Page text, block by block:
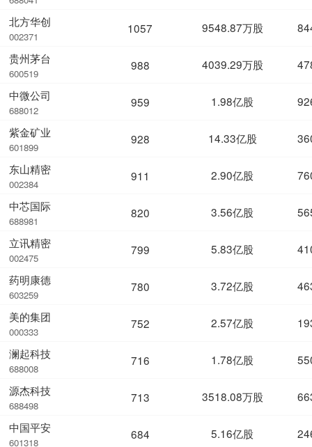
北方华创
002371
贵州茅台
600519
中微公司
688012
紫金矿业
601899
东山精密
002384
中芯国际
688981
立讯精密
002475
药明康德
603259
美的集团
000333
澜起科技
688008
源杰科技
688498
中国平安
601318
1057 9548.87万股
988 4039.29万股
959 1.98亿股
928 14.33亿股
911 2.90亿股
820 3.56亿股
799 5.83亿股
780 3.72亿股
752 2.57亿股
716 1.78亿股
713 3518.08万股
684 5.16亿股